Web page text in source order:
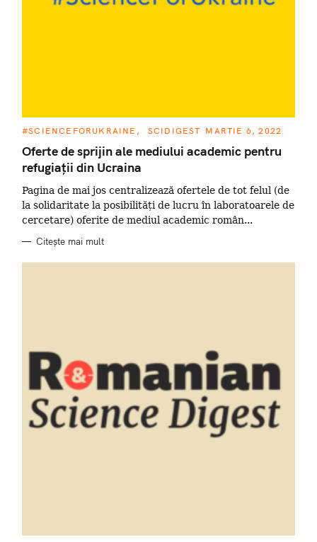
C
T
E
G
R
I
I
#SCIENCEFORUKRAINE SCIDIGEST MARTIE 6, 2022
Oferte de sprijin ale mediului academic pentru
refugiații din Ucraina
Pagina de mai jos centralizează ofertele de tot felul (de
la solidaritate la posibilități de lucru în laboratoarele de
cercetare) oferite de mediul academic român...
Citește mai mult
C
ă
u
t
a